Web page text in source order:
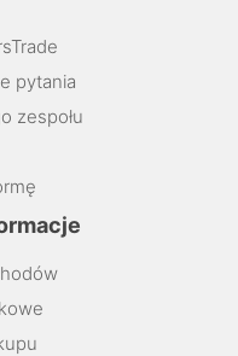
pytania
zespołu